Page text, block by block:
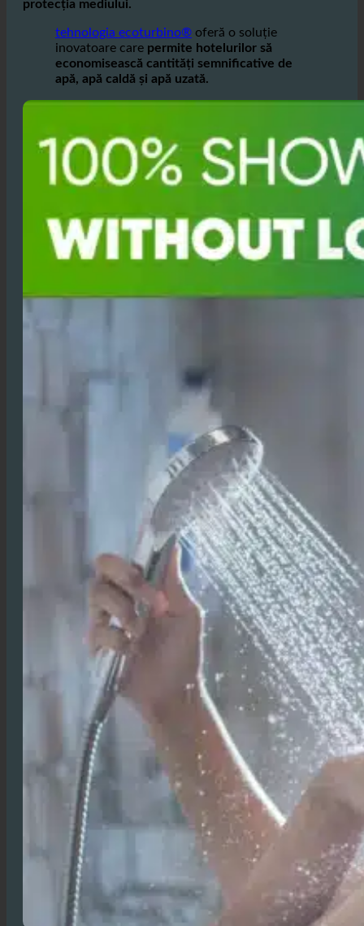
provocarea de autilizarea eficientă a apei pentru a
protecția mediului.
tehnologia ecoturbino®oferă o soluție
inovatoare care permite hotelurilor să
economisească cantități semnificative de